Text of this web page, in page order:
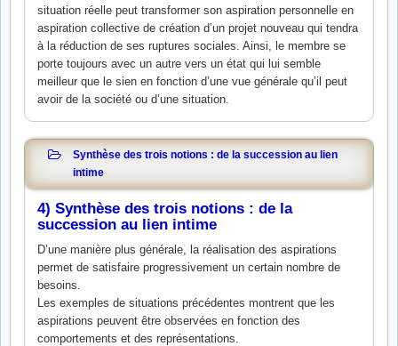
situation réelle peut transformer son aspiration personnelle en
aspiration collective de création d’un projet nouveau qui tendra
à la réduction de ses ruptures sociales. Ainsi, le membre se
porte toujours avec un autre vers un état qui lui semble
meilleur que le sien en fonction d’une vue générale qu’il peut
avoir de la société ou d’une situation.
Synthèse des trois notions : de la succession au lien
intime
4) Synthèse des trois notions : de la
succession au lien intime
D’une manière plus générale, la réalisation des aspirations
permet de satisfaire progressivement un certain nombre de
besoins.
Les exemples de situations précédentes montrent que les
aspirations peuvent être observées en fonction des
comportements et des représentations.